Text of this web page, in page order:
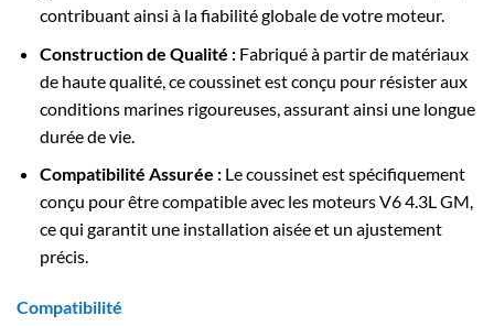
contribuant ainsi à la fiabilité globale de votre moteur.
Construction de Qualité :Fabriqué à partir de matériaux
de haute qualité, ce coussinet est conçu pour résister aux
conditions marines rigoureuses, assurant ainsi une longue
durée de vie.
Compatibilité Assurée :Le coussinet est spécifiquement
conçu pour être compatible avec les moteurs V6 4.3L GM,
ce qui garantit une installation aisée et un ajustement
précis.
Compatibilité